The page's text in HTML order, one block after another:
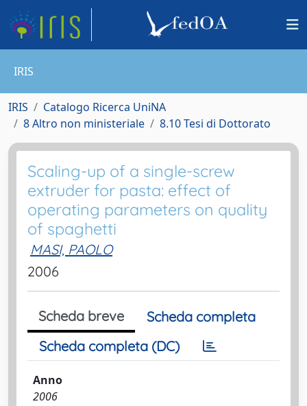
IRIS
IRIS
Catalogo Ricerca UniNA
8 Altro non ministeriale
8.10 Tesi di Dottorato
Scaling-up of a single-screw
extruder for pasta: effect of
operating parameters on quality
of spaghetti
MASI, PAOLO
2006
Scheda breve
Scheda completa
Scheda completa (DC)
Anno
2006